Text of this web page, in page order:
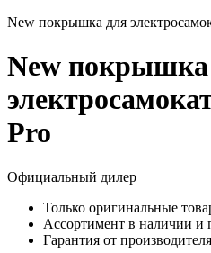
New покрышка для
New
Pro
Официальный дилер
Только оригинальные
Ассортимент в наличии и
Гарантия от производителя